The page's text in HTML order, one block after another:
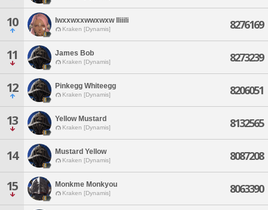
10 Iwxxwxxwwxwxw Iliiili
Kraken [Dynamis] 8276169
11 James Bob
Kraken [Dynamis] 8273239
12 Pinkegg Whiteegg
Kraken [Dynamis] 8206051
13 Yellow Mustard
Kraken [Dynamis] 8132565
14 Mustard Yellow
Kraken [Dynamis] 8087208
15 Monkme Monkyou
Kraken [Dynamis] 8063390